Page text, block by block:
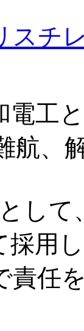
スチ
電工
航
電
採用
責任